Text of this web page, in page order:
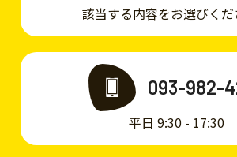
該当する内容をお選びくだ
093-982-
平日 9:30 - 17:30